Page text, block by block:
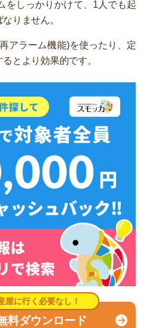
をしっかりかけて、1人でも起
りません。
アラーム機能)を使ったり、定
とより効果的です。
料ダウンロード